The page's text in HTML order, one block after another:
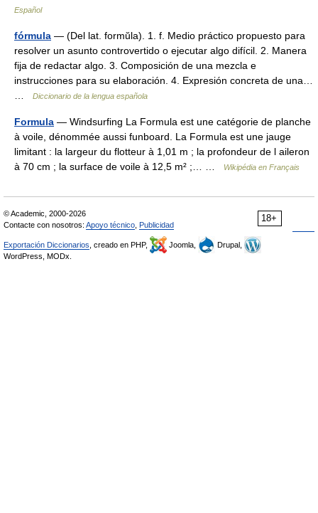
Español
fórmula — (Del lat. formŭla). 1. f. Medio práctico propuesto para
resolver un asunto controvertido o ejecutar algo difícil. 2. Manera
fija de redactar algo. 3. Composición de una mezcla e
instrucciones para su elaboración. 4. Expresión concreta de una…
Diccionario de la lengua española
Formula — Windsurfing La Formula est une catégorie de planche
à voile, dénommée aussi funboard. La Formula est une jauge
limitant : la largeur du flotteur à 1,01 m ; la profondeur de l aileron
à 70 cm ; la surface de voile à 12,5 m² ;… …
Wikipédia en Français
18+
© Academic, 2000-2026
Contacte con nosotros: Apoyo técnico Publicidad
Exportación Diccionarios , creado en PHP, Joomla,
Drupal,
WordPress, MODx.